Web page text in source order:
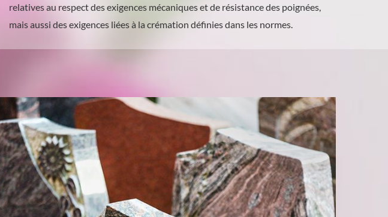
relatives au respect des exigences mécaniques et de résistance des poignées,
mais aussi des exigences liées à la crémation définies dans les normes.